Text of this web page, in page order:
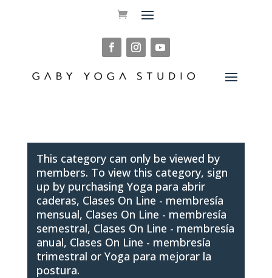
This category can only be viewed by
members. To view this category, sign
up by purchasing Yoga para abrir
caderas, Clases On Line - membresía
mensual, Clases On Line - membresía
semestral, Clases On Line - membresía
anual, Clases On Line - membresía
trimestral or Yoga para mejorar la
postura.